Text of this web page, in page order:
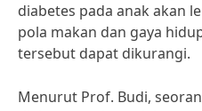
diabetes pada anak akan
pola makan dan gaya
tersebut dapat dikurangi.
Menurut Prof. Budi,